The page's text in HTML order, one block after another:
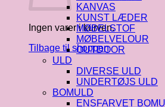
Ingen varer i kurven.
Tilbage til shoppen
KANVAS
KUNST LÆDER
MØBELSTOF
MØBELVELOUR
OUTDOOR
ULD
DIVERSE ULD
UNDERTØJS ULD
BOMULD
ENSFARVET